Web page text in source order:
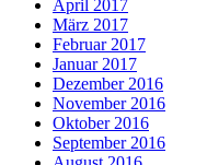
April 2017
März 2017
Februar 2017
Januar 2017
Dezember 2016
November 2016
Oktober 2016
September 2016